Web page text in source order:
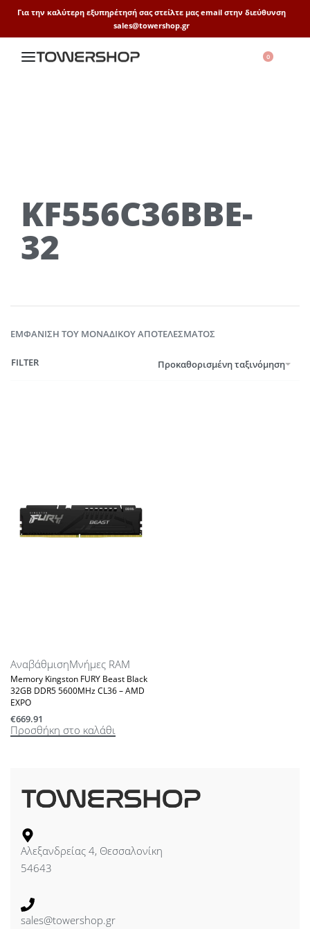
Για την καλύτερη εξυπηρέτησή σας στείλτε μας email στην διεύθυνση
sales@towershop.gr
0
KF556C36BBE-
32
ΕΜΦΆΝΙΣΗ ΤΟΥ ΜΟΝΑΔΙΚΟΎ ΑΠΟΤΕΛΈΣΜΑΤΟΣ
Προκαθορισμένη ταξινόμηση
FILTER
ΑναβάθμισηΜνήμες RAM
Memory Kingston FURY Beast Black
32GB DDR5 5600MHz CL36 – AMD
EXPO
€669.91
Προσθήκη στο καλάθι
Αλεξανδρείας 4, Θεσσαλονίκη
54643
sales@towershop.gr